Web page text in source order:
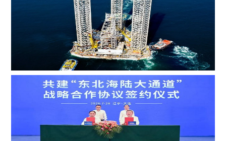
MOL Group斥资7.2亿美元收购壳牌旗下塞浦路斯子公司
Borr Drilling墨西哥合资公司完成五座钻井平台收购，交易
额2.87亿美元